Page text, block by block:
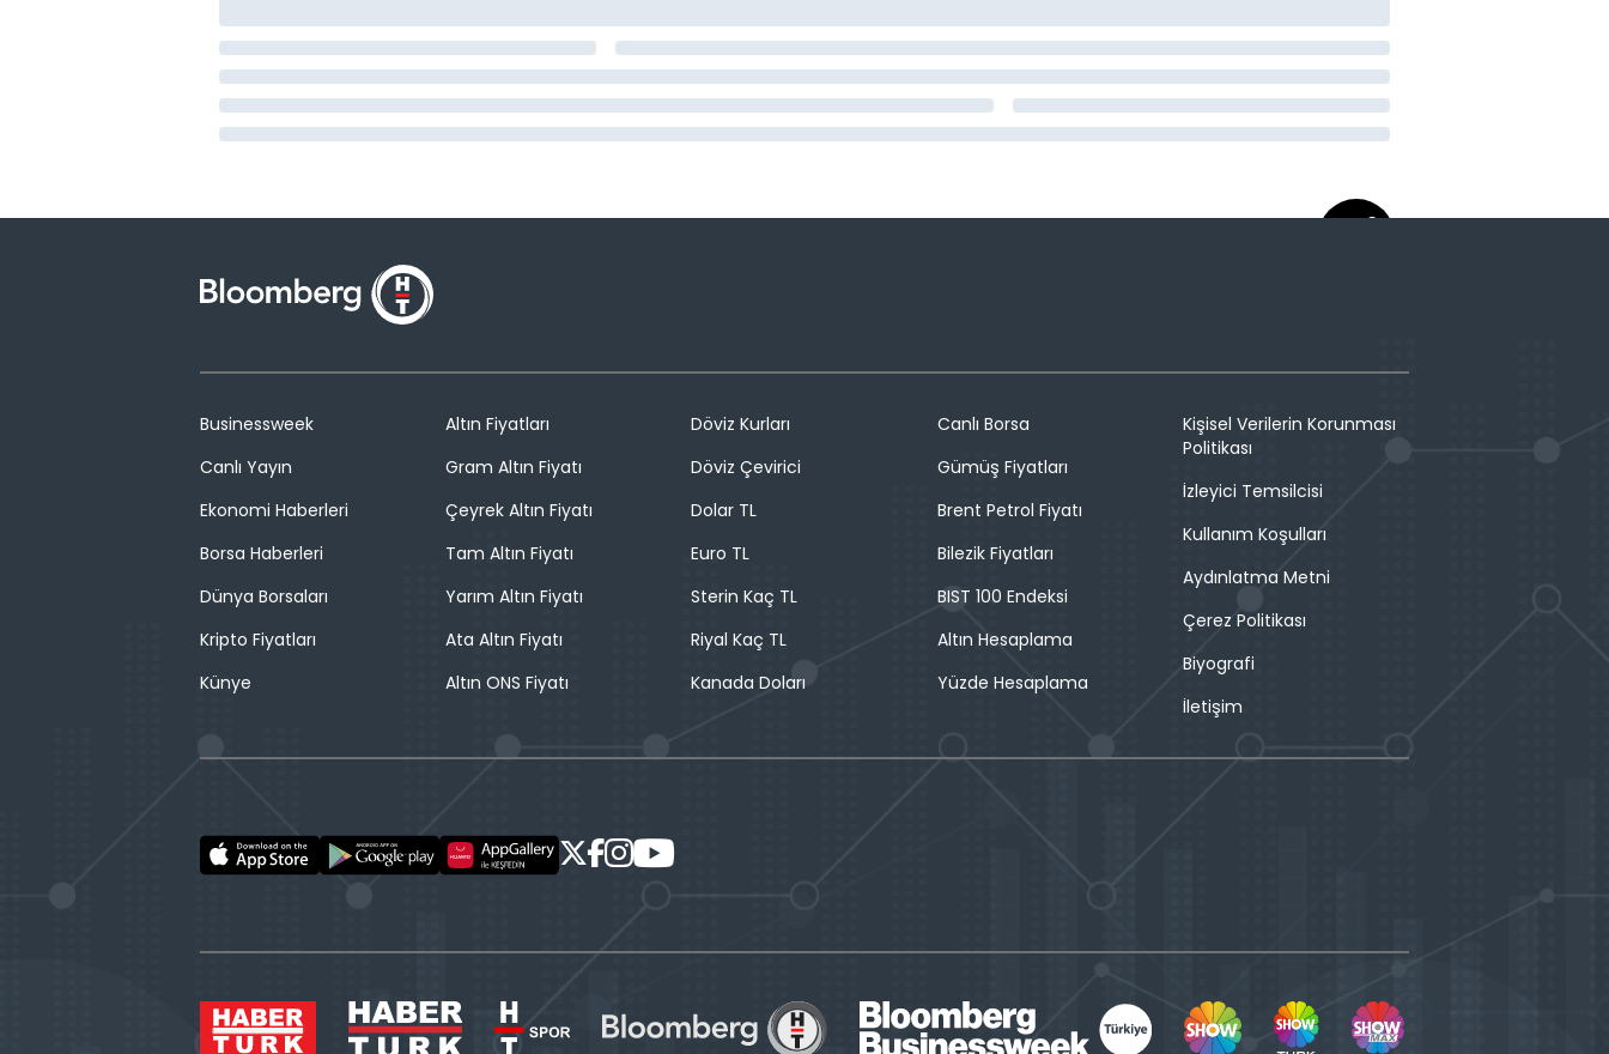
Businessweek
Canlı Yayın
Ekonomi Haberleri
Borsa Haberleri
Dünya Borsaları
Kripto Fiyatları
Künye
Altın Fiyatları
Gram Altın Fiyatı
Çeyrek Altın Fiyatı
Tam Altın Fiyatı
Yarım Altın Fiyatı
Ata Altın Fiyatı
Altın ONS Fiyatı
Döviz Kurları
Döviz Çevirici
Dolar TL
Euro TL
Sterin Kaç TL
Riyal Kaç TL
Kanada Doları
Canlı Borsa
Gümüş Fiyatları
Brent Petrol Fiyatı
Bilezik Fiyatları
BIST 100 Endeksi
Altın Hesaplama
Yüzde Hesaplama
Kişisel Verilerin Korunması
Politikası
İzleyici Temsilcisi
Kullanım Koşulları
Aydınlatma Metni
Çerez Politikası
Biyografi
İletişim